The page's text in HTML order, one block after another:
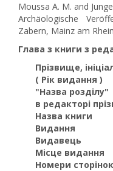
Moussa A. M. and
Archäologische
Zabern, Mainz am
Глава з книги з
Прізвище,
( Рік видання )
"Назва розділу"
в редакторі
Назва книги
Видання
Видавець
Місце видання
Номери сторінок